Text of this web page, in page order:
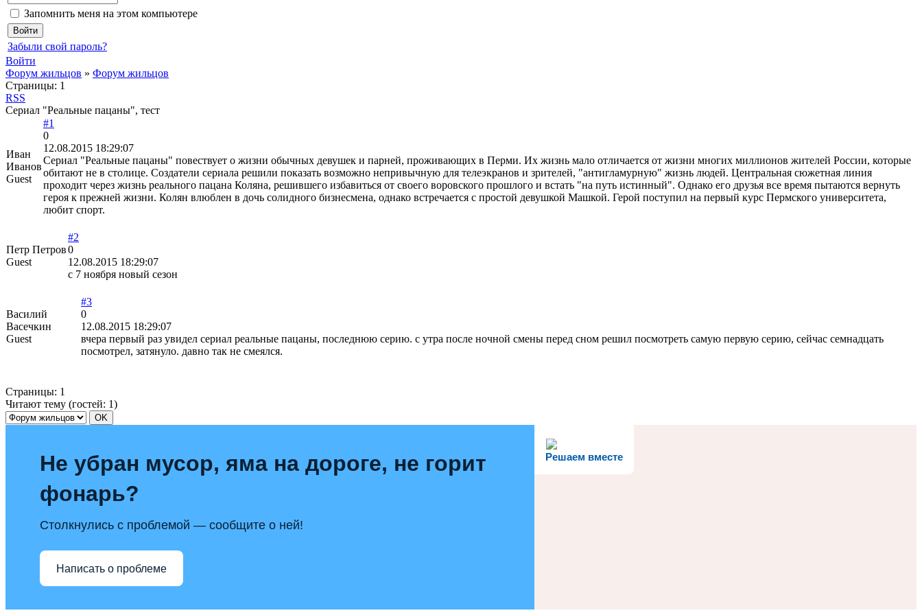
Запомнить меня на этом компьютере
Забыли свой пароль?
Войти
Форум жильцов » Форум жильцов
Страницы: 1
RSS
Сериал "Реальные пацаны", тест
Иван
Иванов
Guest
#1
0
12.08.2015 18:29:07
Сериал "Реальные пацаны" повествует о жизни обычных девушек и парней, проживающих в Перми. Их жизнь мало отличается от жизни многих миллионов жителей России, которые
обитают не в столице. Создатели сериала решили показать возможно непривычную для телеэкранов и зрителей, "антигламурную" жизнь людей. Центральная сюжетная линия
проходит через жизнь реального пацана Коляна, решившего избавиться от своего воровского прошлого и встать "на путь истинный". Однако его друзья все время пытаются вернуть
героя к прежней жизни. Колян влюблен в дочь солидного бизнесмена, однако встречается с простой девушкой Машкой. Герой поступил на первый курс Пермского университета,
любит спорт.
Петр Петров
Guest
#2
0
12.08.2015 18:29:07
с 7 ноября новый сезон
Василий
Васечкин
Guest
#3
0
12.08.2015 18:29:07
вчера первый раз увидел сериал реальные пацаны, последнюю серию. с утра после ночной смены перед сном решил посмотреть самую первую серию, сейчас семнадцать
посмотрел, затянуло. давно так не смеялся.
Страницы: 1
Читают тему (гостей: 1)
Решаем вместе
Не убран мусор, яма на дороге, не горит
фонарь?
Столкнулись с проблемой — сообщите о ней!
Написать о проблеме